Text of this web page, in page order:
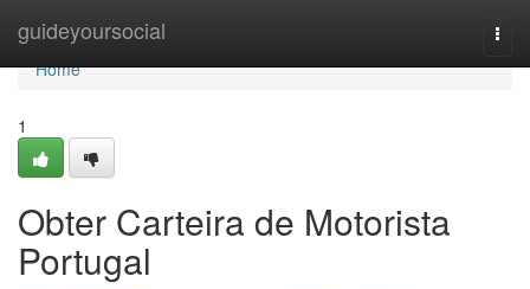
guideyoursocial
Home
Home
1
Obter Carteira de Motorista
Portugal